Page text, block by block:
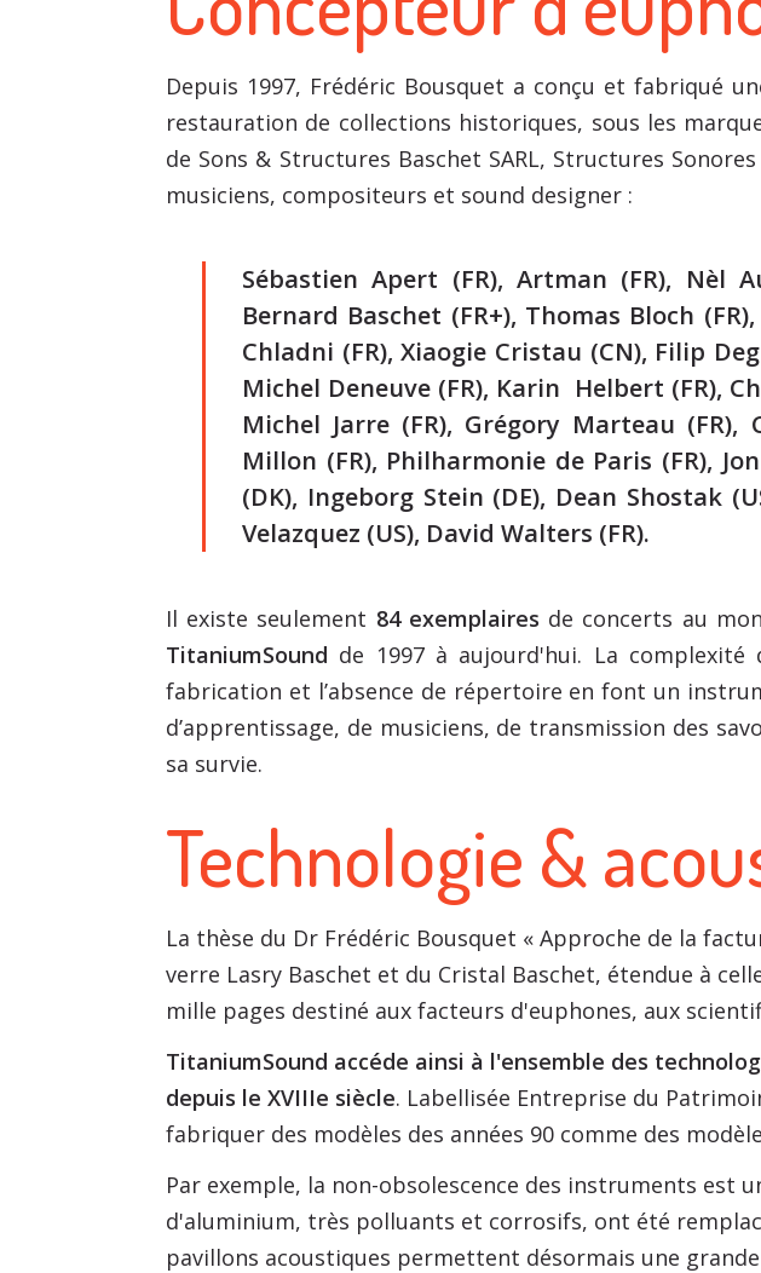
Depuis 1997, Frédéric Bousquet a conçu et fabriqué
restauration de collections historiques, sous les
de Sons & Structures Baschet SARL, Structures
musiciens, compositeurs et sound designer :
Sébastien Apert (FR), Artman (FR), Nèl
Bernard Baschet (FR+), Thomas Bloch
Chladni (FR), Xiaogie Cristau (CN), Filip
Michel Deneuve (FR), Karin Helbert (FR),
Michel Jarre (FR), Grégory Marteau
Millon (FR), Philharmonie de Paris (FR),
(DK), Ingeborg Stein (DE), Dean Shostak
Velazquez (US), David Walters (FR).
Il existe seulement 84 exemplaires de concerts au
TitaniumSound de 1997 à aujourd'hui. La
fabrication et l’absence de répertoire en font un
d’apprentissage, de musiciens, de transmission des
sa survie.
Technologie &
La thèse du Dr Frédéric Bousquet « Approche de la
verre Lasry Baschet et du Cristal Baschet, étendue à
mille pages destiné aux facteurs d'euphones, aux
TitaniumSound accéde ainsi à l'ensemble des
depuis le XVIIIe siècle. Labellisée Entreprise du
fabriquer des modèles des années 90 comme des
Par exemple, la non-obsolescence des instruments est
d'aluminium, très polluants et corrosifs, ont été
pavillons acoustiques permettent désormais une